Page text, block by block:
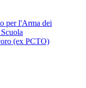
per l'Arma dei
(ex PCTO)